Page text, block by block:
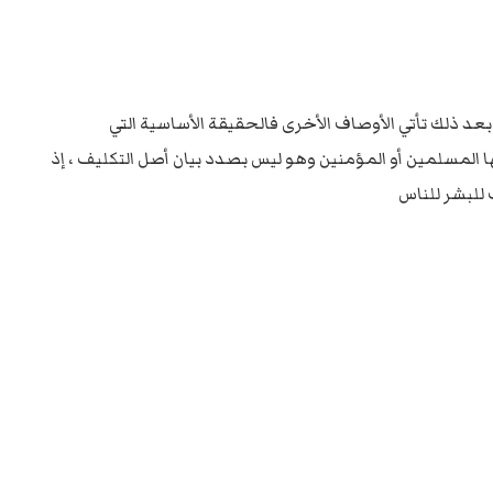
ذلك تأتي الأوصاف الأخرى فالحقيقة الأساسية التي
المسلمين أو المؤمنين وهو ليس بصدد بيان أصل التكليف ، إذ
للبشر للناس